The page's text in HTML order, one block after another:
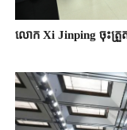
លោក Xi Jinping ចុះត្រួ